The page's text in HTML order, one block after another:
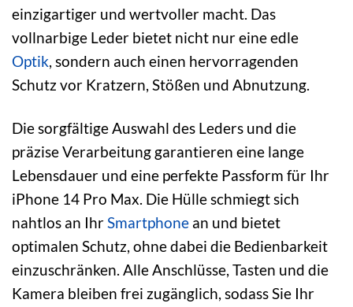
einzigartiger und wertvoller macht. Das
vollnarbige Leder bietet nicht nur eine edle
Optik, sondern auch einen hervorragenden
Schutz vor Kratzern, Stößen und Abnutzung.
Die sorgfältige Auswahl des Leders und die
präzise Verarbeitung garantieren eine lange
Lebensdauer und eine perfekte Passform für Ihr
iPhone 14 Pro Max. Die Hülle schmiegt sich
nahtlos an IhrSmartphone an und bietet
optimalen Schutz, ohne dabei die Bedienbarkeit
einzuschränken. Alle Anschlüsse, Tasten und die
Kamera bleiben frei zugänglich, sodass Sie Ihr